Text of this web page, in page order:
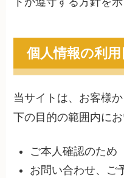
個人情報の利
当サイトは、お客様
下の目的の範囲内にお
ご本人確認のため
お問い合わせ、ご